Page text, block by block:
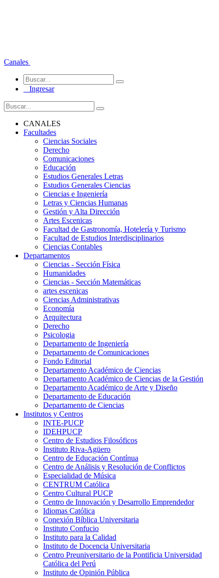
Canales
Ingresar
CANALES
Facultades
Ciencias Sociales
Derecho
Comunicaciones
Educación
Estudios Generales Letras
Estudios Generales Ciencias
Ciencias e Ingeniería
Letras y Ciencias Humanas
Gestión y Alta Dirección
Artes Escenicas
Facultad de Gastronomía, Hotelería y Turismo
Facultad de Estudios Interdisciplinarios
Ciencias Contables
Departamentos
Ciencias - Sección Física
Humanidades
Ciencias - Sección Matemáticas
artes escenicas
Ciencias Administrativas
Economía
Arquitectura
Derecho
Psicologia
Departamento de Ingeniería
Departamento de Comunicaciones
Fondo Editorial
Departamento Académico de Ciencias
Departamento Académico de Ciencias de la Gestión
Departamento Académico de Arte y Diseño
Departamento de Educación
Departamento de Ciencias
Institutos y Centros
INTE-PUCP
IDEHPUCP
Centro de Estudios Filosóficos
Instituto Riva-Agüero
Centro de Educación Contínua
Centro de Análisis y Resolución de Conflictos
Especialidad de Música
CENTRUM Católica
Centro Cultural PUCP
Centro de Innovación y Desarrollo Emprendedor
Idiomas Católica
Conexión Bíblica Universitaria
Instituto Confucio
Instituto para la Calidad
Instituto de Docencia Universitaria
Centro Preuniversitario de la Pontificia Universidad
Católica del Perú
Instituto de Opinión Pública